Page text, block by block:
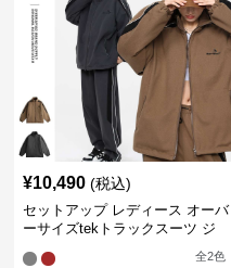
¥10,490 (税込)
セットアップ レディース オーバ
ーサイズtekトラックスーツ ジ
全2色